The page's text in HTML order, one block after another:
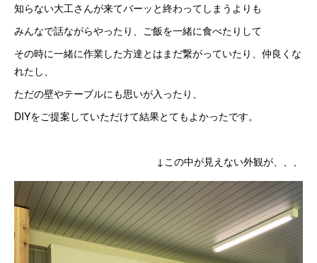
知らない大工さんが来てバーッと終わってしまうよりも
みんなで話ながらやったり、ご飯を一緒に食べたりして
その時に一緒に作業した方達とはまだ繋がっていたり、仲良くな
れたし、
ただの壁やテーブルにも思いが入ったり、
DIYをご提案していただけて結果とてもよかったです。
↓この中が見えない外観が、、、